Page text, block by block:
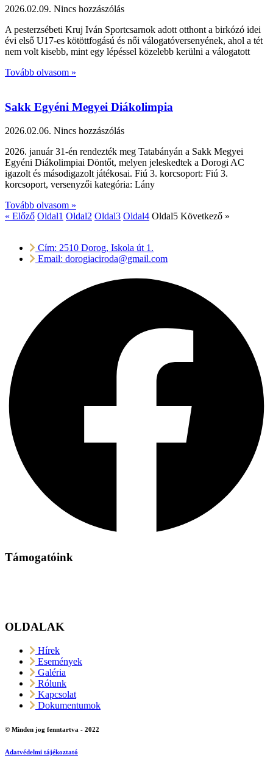
2026.02.09. Nincs hozzászólás
A pesterzsébeti Kruj Iván Sportcsarnok adott otthont a birkózó idei
évi első U17-es kötöttfogású és női válogatóversenyének, ahol a tét
nem volt kisebb, mint egy lépéssel közelebb kerülni a válogatott
Tovább olvasom »
Sakk Egyéni Megyei Diákolimpia
2026.02.06. Nincs hozzászólás
2026. január 31-én rendezték meg Tatabányán a Sakk Megyei
Egyéni Diákolimpiai Döntőt, melyen jeleskedtek a Dorogi AC
igazolt és másodigazolt játékosai. Fiú 3. korcsoport: Fiú 3.
korcsoport, versenyzői kategória: Lány
Tovább olvasom »
« Előző Oldal1 Oldal2 Oldal3 Oldal4 Oldal5 Következő »
Cím: 2510 Dorog, Iskola út 1.
Email: dorogiaciroda@gmail.com
Támogatóink
OLDALAK
Hírek
Események
Galéria
Rólunk
Kapcsolat
Dokumentumok
© Minden jog fenntartva - 2022
Adatvédelmi tájékoztató